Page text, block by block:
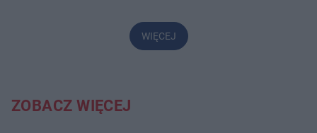
WIĘCEJ
ZOBACZ WIĘCEJ